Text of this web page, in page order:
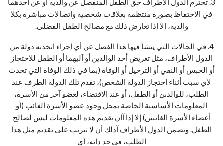
3. تحترم الدول الأطراف حق الطفل المنفصل عن والديه أو عن أحدهما
في الاحتفاظ بصورة منتظمة بعلاقات شخصية واتصالات مباشرة بكلا
والديه، إلا إذا تعارض ذلك مع مصالح الطفل الفضلى.
4. في الحالات التي ينشأ فيها هذا الفصل عن أي إجراء اتخذته دولة من
الدول الأطراف، مثل تعريض أحد الوالدين أو آليهما أو الطفل للاحتجاز
أو الحبس أو النفي أو الترحيل أو الوفاة (بما في ذلك الوفاة التي تحدث
لأي سبب أثناء احتجاز الدولة الشخص)، تقدم تلك الدولة الطرف عند
الطلب، للوالدين أو الطفل، أو عند الاقتضاء، لعضو آخر من الأسرة،
المعلومات الأساسية الخاصة بمحل وجود عضو الأسرة الغائب (أو
أعضاء الأسرة الغائبين) إلا إذا آان تقديم هذه المعلومات ليس لصالح
الطفل. وتضمن الدول الأطراف آذلك أن لا تترتب على تقديم مثل هذا
الطلب، في حد ذاته، أي